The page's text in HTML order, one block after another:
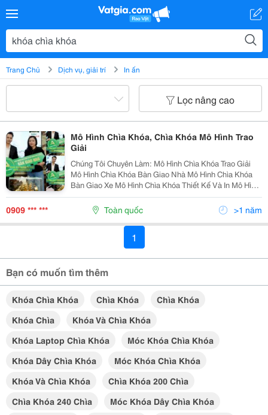
Trang Chủ Dịch vụ, giải trí In ấn
Lọc nâng cao
Mô Hình Chìa Khóa, Chìa Khóa Mô Hình Trao
Giải
Chúng Tôi Chuyên Làm: Mô Hình Chìa Khóa Trao Giải
Mô Hình Chìa Khóa Bàn Giao Nhà Mô Hình Chìa Khóa
Bàn Giao Xe Mô Hình Chìa Khóa Thiết Kế Và In Mô Hình
Mô Hình Chìa Khóa Trao Giải Mô Hình Chìa Khóa ,
Standee,Mô Hình Quảng Cáo Hình Động...
0909 *** *** Toàn quốc >1 năm
1
Bạn có muốn tìm thêm
Khóa Chìa Khóa Chìa Khóa
Chìa Khóa
Khóa Chìa
Khóa Và Chìa Khóa
Khóa Laptop Chìa Khóa
Móc Khóa Chìa Khóa
Khóa Dây Chìa Khóa
Móc Khóa Chìa Khóa
Khóa Và Chìa Khóa
Chìa Khóa 200 Chìa
Chìa Khóa 240 Chìa
Móc Khóa Dây Chìa Khóa